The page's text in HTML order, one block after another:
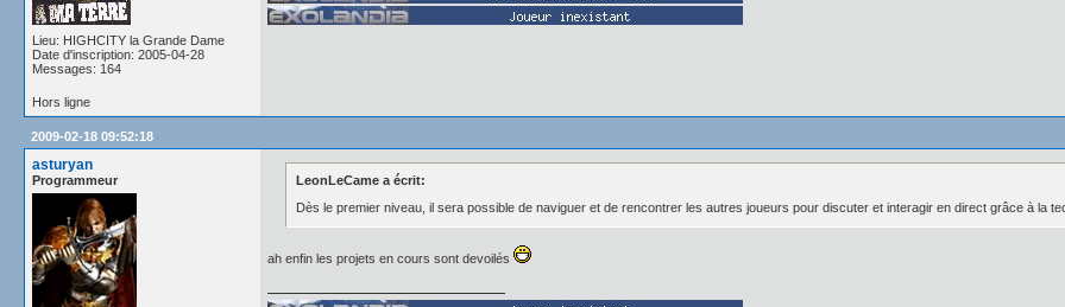
Lieu: HIGHCITY la Grande Dame
Date d'inscription: 2005-04-28
Messages: 164
Hors ligne
2009-02-18 09:52:18
asturyan
Programmeur
LeonLeCame a écrit:
Dès le premier niveau, il sera possible de naviguer et de rencontrer les autres joueurs pour discuter et interagir en direct grâce à la
ah enfin les projets en cours sont devoilés